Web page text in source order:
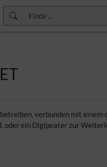
verbunden mit einem
oder ein Digipeater zur